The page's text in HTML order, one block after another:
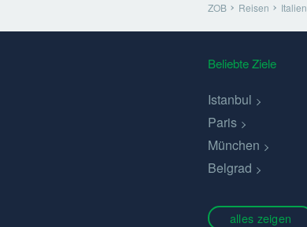
ZOB Reisen Italien
Beliebte Ziele
Istanbul
Paris
München
Belgrad
alles zeigen